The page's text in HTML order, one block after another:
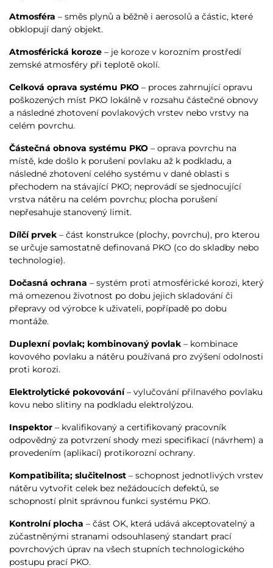
Atmosféra – směs plynů a běžně i aerosolů a částic, které
obklopují daný objekt.
Atmosférická koroze – je koroze v korozním prostředí
zemské atmosféry při teplotě okolí.
Celková oprava systému PKO – proces zahrnující opravu
poškozených míst PKO lokálně v rozsahu částečné obnovy
a následné zhotovení povlakových vrstev nebo vrstvy na
celém povrchu.
Částečná obnova systému PKO – oprava povrchu na
místě, kde došlo k porušení povlaku až k podkladu, a
následné zhotovení celého systému v dané oblasti s
přechodem na stávající PKO; neprovádí se sjednocující
vrstva nátěru na celém povrchu; plocha porušení
nepřesahuje stanovený limit.
Dílčí prvek – část konstrukce (plochy, povrchu), pro kterou
se určuje samostatně definovaná PKO (co do skladby nebo
technologie).
Dočasná ochrana – systém proti atmosférické korozi, který
má omezenou životnost po dobu jejich skladování či
přepravy od výrobce k uživateli, popřípadě po dobu
montáže.
Duplexní povlak; kombinovaný povlak – kombinace
kovového povlaku a nátěru používaná pro zvýšení odolnosti
proti korozi.
Elektrolytické pokovování– vylučování přilnavého povlaku
kovu nebo slitiny na podkladu elektrolýzou.
Inspektor – kvalifikovaný a certifikovaný pracovník
odpovědný za potvrzení shody mezi specifikací (návrhem) a
provedením (aplikací) protikorozní ochrany.
Kompatibilita; slučitelnost – schopnost jednotlivých vrstev
nátěru vytvořit celek bez nežádoucích defektů, se
schopností plnit správnou funkci systému PKO.
Kontrolní plocha – část OK, která udává akceptovatelný a
zúčastněnými stranami odsouhlasený standart prací
povrchových úprav na všech stupních technologického
postupu prací PKO.